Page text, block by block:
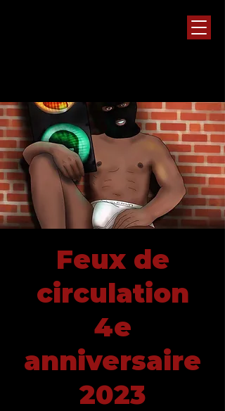
Feux de
circulation
4e
anniversaire
2023